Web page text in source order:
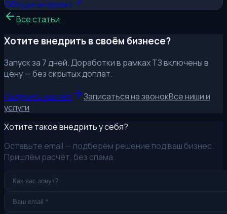
Обсудить проект
Все статьи
Хотите внедрить в своём бизнесе?
Запуск за 7 дней. Доработки в рамках ТЗ включены в
цену — без скрытых доплат.
Получить расчёт Записаться на звонокВсе ниши и
услуги
Хотите такое внедрить у себя?
Оставьте email — подберём решение под ваш бизнес.
Пришлём расчёт, без спама.